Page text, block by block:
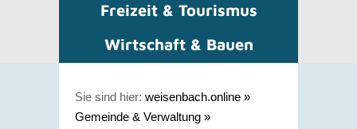
Freizeit & Tourismus
Wirtschaft & Bauen
Sie sind hier: weisenbach.online »
Gemeinde & Verwaltung »